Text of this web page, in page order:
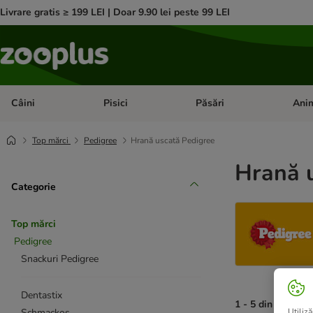
Livrare gratis ≥ 199 LEI | Doar 9.90 lei peste 99 LEI
Câini Deschideți meniul cu categorii: Câini
Pisici Deschideți meniul cu
Păsări
Top mărci Pedigree Hrană uscată Pedigree
Categorie
Top mărci
Pedigree
Snackuri Pedigree
Dentastix
Hrană
1 - 5 din 5